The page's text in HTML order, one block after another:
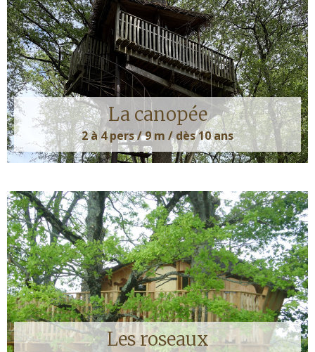
La canopée
2 à 4 pers / 9 m / dès 10 ans
Les roseaux